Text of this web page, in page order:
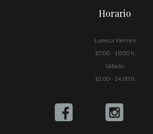
Horario
Lunes a Viernes
10:00 - 18:00 h.
Sábado
10:00 - 14:00 h.